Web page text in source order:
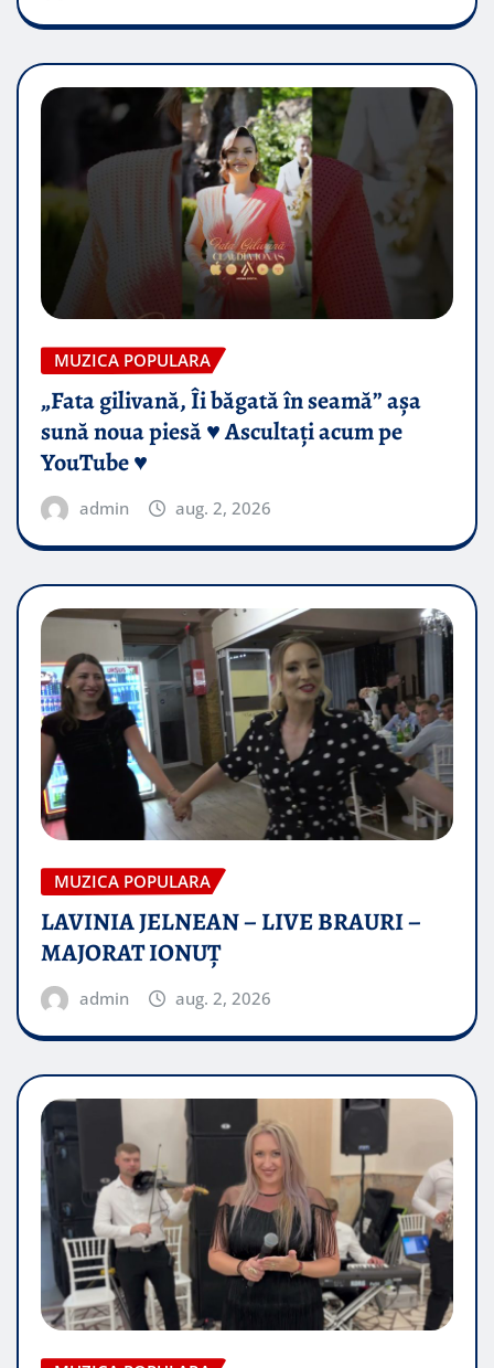
MUZICA POPULARA
„Fata gilivană, Îi băgată în seamă” așa
sună noua piesă ♥️ Ascultați acum pe
YouTube ♥️
admin aug. 2, 2026
MUZICA POPULARA
LAVINIA JELNEAN – LIVE BRAURI –
MAJORAT IONUŢ
admin aug. 2, 2026